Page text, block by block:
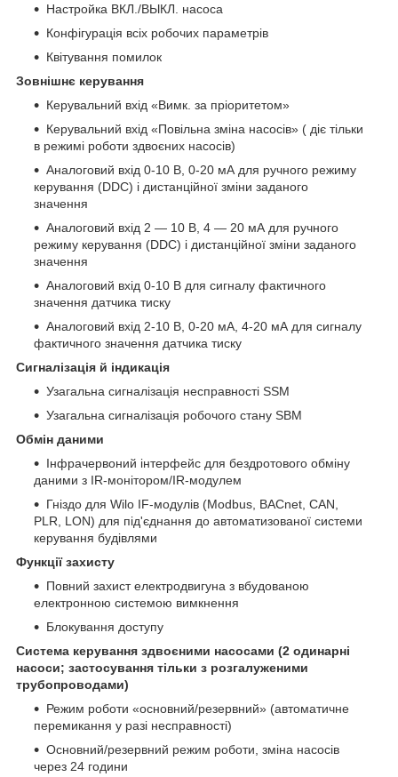
Настройка ВКЛ./ВЫКЛ. насоса
Конфігурація всіх робочих параметрів
Квітування помилок
Зовнішнє керування
Керувальний вхід «Вимк. за пріоритетом»
Керувальний вхід «Повільна зміна насосів» ( діє тільки
в режимі роботи здвоєних насосів)
Аналоговий вхід 0-10 В, 0-20 мА для ручного режиму
керування (DDC) і дистанційної зміни заданого
значення
Аналоговий вхід 2 — 10 В, 4 — 20 мА для ручного
режиму керування (DDC) і дистанційної зміни заданого
значення
Аналоговий вхід 0-10 В для сигналу фактичного
значення датчика тиску
Аналоговий вхід 2-10 В, 0-20 мА, 4-20 мА для сигналу
фактичного значення датчика тиску
Сигналізація й індикація
Узагальна сигналізація несправності SSM
Узагальна сигналізація робочого стану SBM
Обмін даними
Інфрачервоний інтерфейс для бездротового обміну
даними з IR-монітором/IR-модулем
Гніздо для Wilo IF-модулів (Modbus, BACnet, CAN,
PLR, LON) для під'єднання до автоматизованої системи
керування будівлями
Функції захисту
Повний захист електродвигуна з вбудованою
електронною системою вимкнення
Блокування доступу
Система керування здвоєними насосами (2 одинарні
насоси; застосування тільки з розгалуженими
трубопроводами)
Режим роботи «основний/резервний» (автоматичне
перемикання у разі несправності)
Основний/резервний режим роботи, зміна насосів
через 24 години